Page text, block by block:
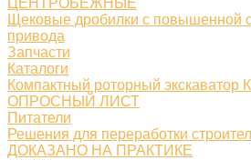
ЦЕНТРОБЕЖНЫЕ
Щековые дробилки с повышенной
привода
Запчасти
Каталоги
Компактный роторный экскаватор
ОПРОСНЫЙ ЛИСТ
Питатели
Решения для переработки
ДОКАЗАНО НА ПРАКТИКЕ